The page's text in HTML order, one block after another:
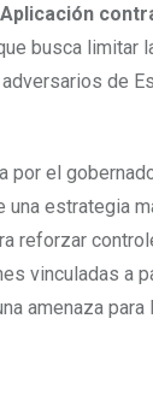
busca limitar
de
por el
una estrategia
reforzar
vinculadas a
amenaza para